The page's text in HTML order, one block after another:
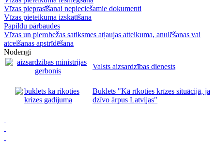
Vīzas pieprasīšanai nepieciešamie dokumenti
Vīzas pieteikuma izskatīšana
Papildu pārbaudes
Vīzas un pierobežas satiksmes atļaujas atteikuma, anulēšanas vai
atcelšanas apstrīdēšana
Noderīgi
Valsts aizsardzības dienests
Buklets "Kā rīkoties krīzes situācijā, ja
dzīvo ārpus Latvijas"